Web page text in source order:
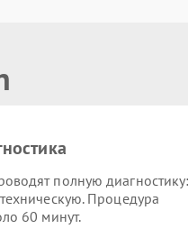
полную диагностику:
Процедура
60 минут.